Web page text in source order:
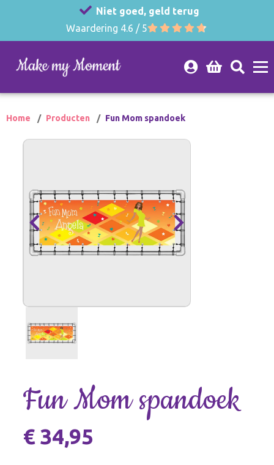
Niet goed, geld terug
Waardering 4.6 / 5
Home Producten Fun Mom spandoek
Fun Mom spandoek
€ 34,95